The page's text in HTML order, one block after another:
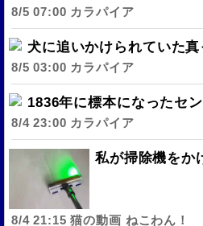
8/5 07:00 カラパイア
犬に追いかけられていた
8/5 03:00 カラパイア
1836年に標本になったセ
8/4 23:00 カラパイア
私が掃除機をか
8/4 21:15 猫の動画 ねこわん！